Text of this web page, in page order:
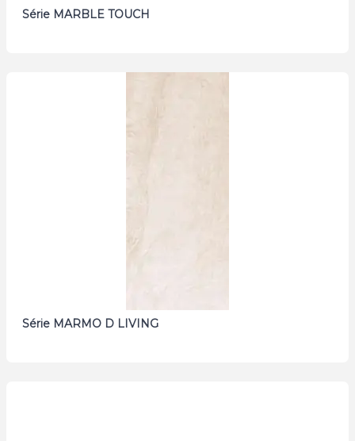
Série MARBLE TOUCH
Série MARMO D LIVING